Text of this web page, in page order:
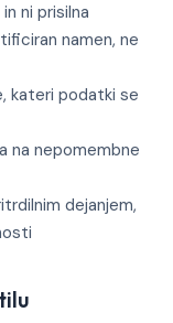
ni prisilna
namen, ne
kateri podatki se
na nepomembne
dejanjem,